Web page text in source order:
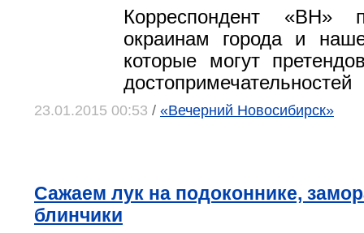
Корреспондент «ВН»
окраинам города и
которые могут
достопримечательностей
23.01.2015 00:53 / «Вечерний Новосибирск»
Сажаем лук на подоконнике,
блинчики